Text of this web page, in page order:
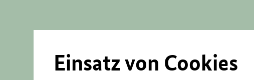
Einsatz von Cookies